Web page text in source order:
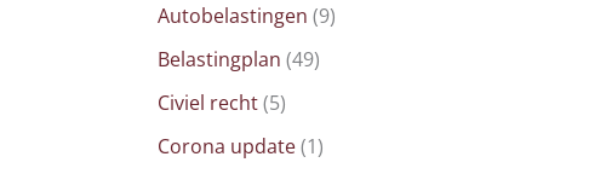
Autobelastingen (9)
Belastingplan (49)
Civiel recht(5)
Corona update(1)